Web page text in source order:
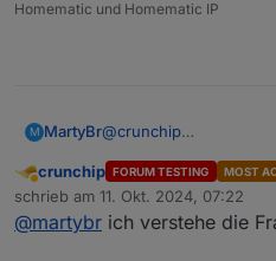
Homematic und Homematic IP
M MartyBr@crunchip
Schlafen und Kind"
Abwesend
crunchip FORUM TESTING MOST
schrieb am 11. Okt. 2024, 07:22
zuletzt editiert von
@martybr ich verstehe die